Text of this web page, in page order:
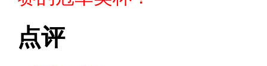
点评